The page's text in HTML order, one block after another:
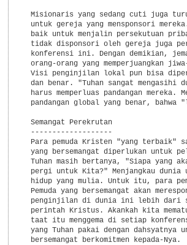
Misionaris yang sedang cuti juga
untuk gereja yang mensponsori
baik untuk menjalin persekutuan
tidak disponsori oleh gereja juga
konferensi ini. Dengan demikian,
orang-orang yang memperjuangkan
Visi penginjilan lokal pun bisa
dan benar. "Tuhan sangat mengasihi
harus memperluas pandangan mereka.
pandangan global yang benar, bahwa
  Semangat Perekrutan
  -------------------
Para pemuda Kristen "yang terbaik"
yang bersemangat diperlukan untuk
Tuhan masih bertanya, "Siapa yang
pergi untuk Kita?" Menjangkau dunia
hidup yang mulia. Untuk itu, para
Pemuda yang bersemangat akan
penginjilan di dunia ini lebih dari
perintah Kristus. Akankah kita
taat itu menggema di setiap
yang Tuhan pakai dengan dahsyatnya
  bersemangat berkomitmen kepada-Nya.